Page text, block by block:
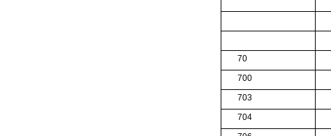
70
700
703
704